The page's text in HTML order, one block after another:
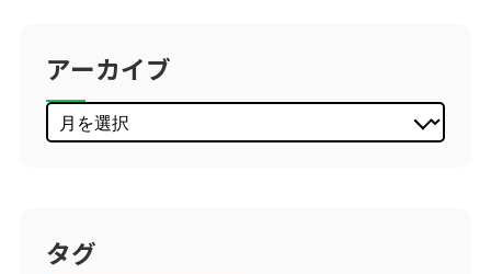
アーカイブ
タグ